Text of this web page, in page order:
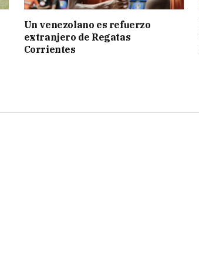
Un venezolano es refuerzo
extranjero de Regatas
Corrientes